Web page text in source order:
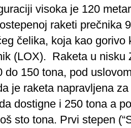
visoka je 120
raketi prečnika
čelika, koja kao
(LOX). Raketa u nisku
do 150 tona, pod
je raketa napravljena
dostigne i 250 tona a
sto tona. Prvi stepen